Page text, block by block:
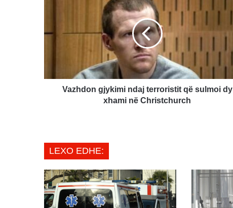
që
në
Christchurch
Vazhdon gjykimi ndaj terroristit që sulmoi dy
xhami në Christchurch
LEXO EDHE: